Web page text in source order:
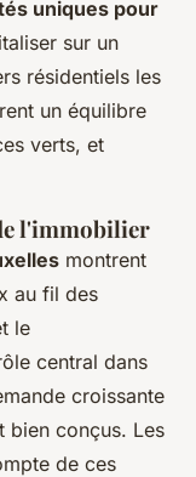
uniques pour
sur un
résidentiels les
un équilibre
verts, et
l'immobilier
montrent
au fil des
le
central dans
croissante
bien conçus. Les
de ces